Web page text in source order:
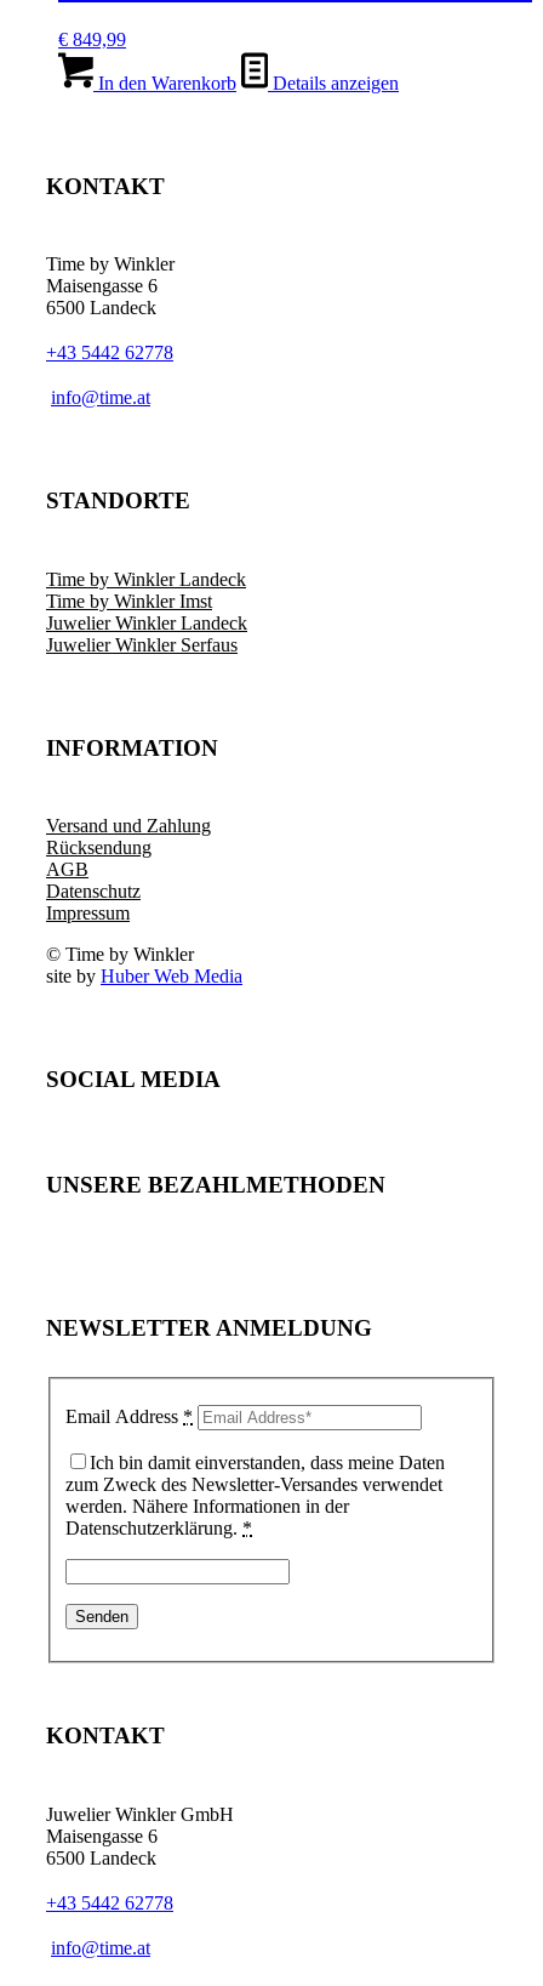
€ 849,99
In den Warenkorb Details anzeigen
KONTAKT
Time by Winkler
Maisengasse 6
6500 Landeck
+43 5442 62778
­info@time.at
STANDORTE
Time by Winkler Landeck
Time by Winkler Imst
Juwelier Winkler Landeck
Juwelier Winkler Serfaus
INFORMATION
Versand und Zahlung
Rücksendung
AGB
Datenschutz
Impressum
© Time by Winkler
site by Huber Web Media
SOCIAL MEDIA
UNSERE BEZAHLMETHODEN
NEWSLETTER ANMELDUNG
Email Address *
Ich bin damit einverstanden, dass meine Daten
zum Zweck des Newsletter-Versandes verwendet
werden. Nähere Informationen in der
Datenschutzerklärung. *
KONTAKT
Juwelier Winkler GmbH
Maisengasse 6
6500 Landeck
+43 5442 62778
info@time.at